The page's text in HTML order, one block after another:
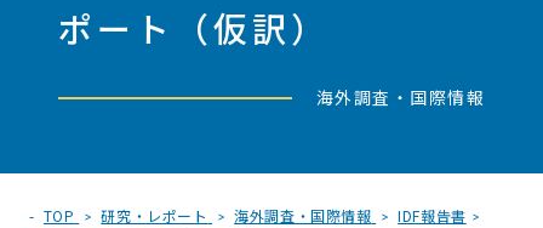
ポート（仮訳）
海外調査・国際情報
TOP 研究・レポート 海外調査・国際情報
IDF報告書